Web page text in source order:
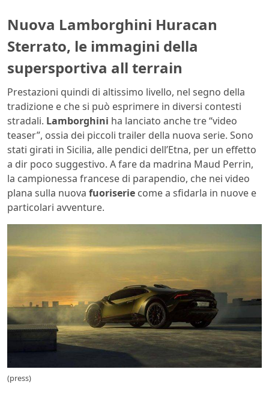
Nuova Lamborghini Huracan
Sterrato, le immagini della
supersportiva all terrain
Prestazioni quindi di altissimo livello, nel segno della
tradizione e che si può esprimere in diversi contesti
stradali. Lamborghini ha lanciato anche tre “video
teaser”, ossia dei piccoli trailer della nuova serie. Sono
stati girati in Sicilia, alle pendici dell’Etna, per un effetto
a dir poco suggestivo. A fare da madrina Maud Perrin,
la campionessa francese di parapendio, che nei video
plana sulla nuova fuoriserie come a sfidarla in nuove e
particolari avventure.
(press)